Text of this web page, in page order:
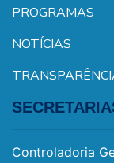
PROGRAMAS
NOTÍCIAS
Controladoria